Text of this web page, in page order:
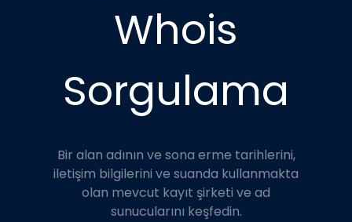
Whois
Sorgulama
Bir alan adının ve sona erme tarihlerini,
iletişim bilgilerini ve suanda kullanmakta
olan mevcut kayıt şirketi ve ad
sunucularını keşfedin.